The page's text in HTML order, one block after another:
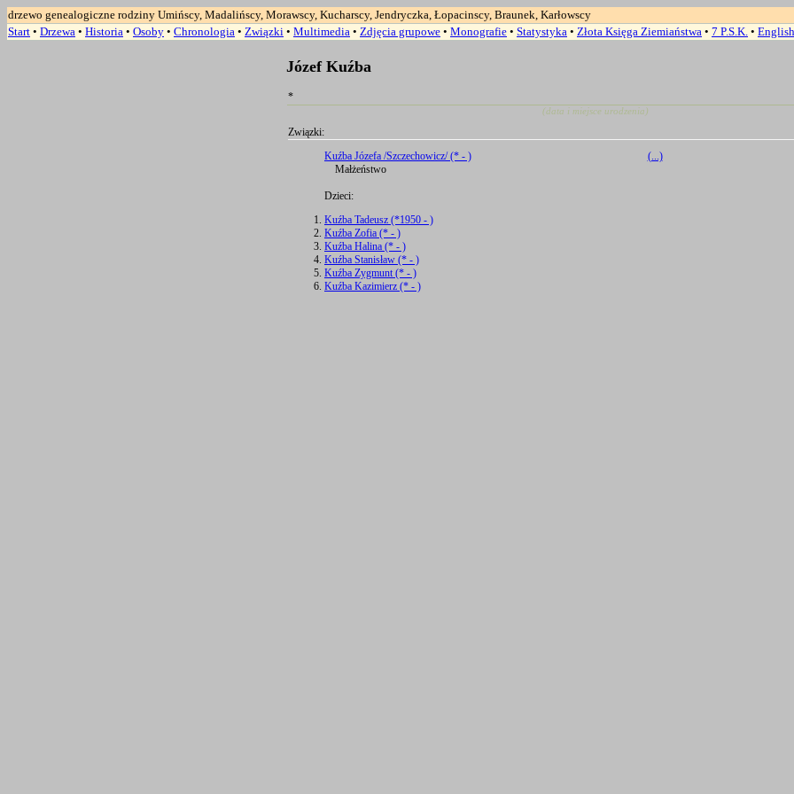
drzewo genealogiczne rodziny Umińscy, Madalińscy, Morawscy, Kucharscy, Jendryczka, Łopacinscy, Braunek, Karłowscy
Start • Drzewa • Historia • Osoby • Chronologia • Związki • Multimedia • Zdjęcia grupowe • Monografie • Statystyka • Złota Księga Ziemiaństwa • 7 P.S.K. • English
Józef Kuźba
*
(data i miejsce urodzenia)
Związki:
Kuźba Józefa /Szczechowicz/ (* - )
Małżeństwo
Dzieci:
Kuźba Tadeusz (*1950 - )
Kuźba Zofia (* - )
Kuźba Halina (* - )
Kuźba Stanisław (* - )
Kuźba Zygmunt (* - )
Kuźba Kazimierz (* - )
(...)